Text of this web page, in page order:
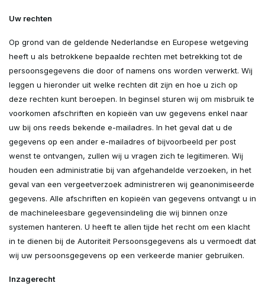
Uw rechten
Op grond van de geldende Nederlandse en Europese wetgeving
heeft u als betrokkene bepaalde rechten met betrekking tot de
persoonsgegevens die door of namens ons worden verwerkt. Wij
leggen u hieronder uit welke rechten dit zijn en hoe u zich op
deze rechten kunt beroepen. In beginsel sturen wij om misbruik te
voorkomen afschriften en kopieën van uw gegevens enkel naar
uw bij ons reeds bekende e-mailadres. In het geval dat u de
gegevens op een ander e-mailadres of bijvoorbeeld per post
wenst te ontvangen, zullen wij u vragen zich te legitimeren. Wij
houden een administratie bij van afgehandelde verzoeken, in het
geval van een vergeetverzoek administreren wij geanonimiseerde
gegevens. Alle afschriften en kopieën van gegevens ontvangt u in
de machineleesbare gegevensindeling die wij binnen onze
systemen hanteren. U heeft te allen tijde het recht om een klacht
in te dienen bij de Autoriteit Persoonsgegevens als u vermoedt dat
wij uw persoonsgegevens op een verkeerde manier gebruiken.
Inzagerecht